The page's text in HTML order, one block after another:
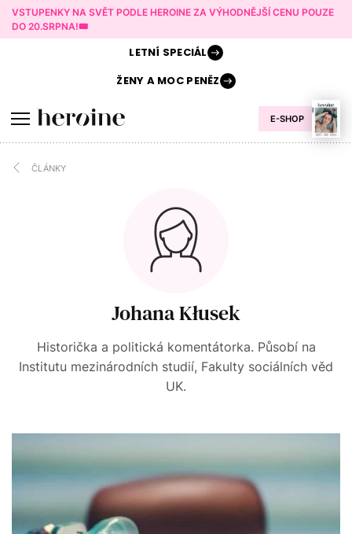
VSTUPENKY NA SVĚT PODLE HEROINE ZA VÝHODNĚJŠÍ CENU POUZE
DO 20.SRPNA!🎟️
E-SHOP
LETNÍ SPECIÁL
ŽENY AMOC PENĚZ
ČLÁNKY
Johana Kłusek
Historička a politická komentátorka. Působí na
Institutu mezinárodních studií, Fakulty sociálních věd
UK.